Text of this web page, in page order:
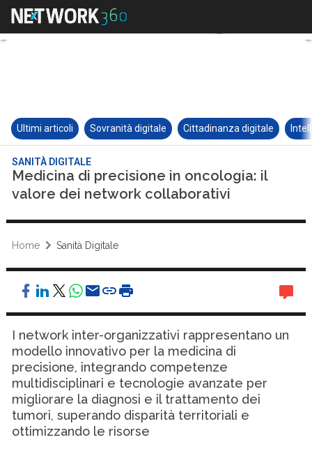
Ultimi articoli Sovranità digitale Cittadinanza digitale
SANITÀ DIGITALE
Medicina di precisione in oncologia: il
valore dei network collaborativi
Home Sanità Digitale
I network inter-organizzativi rappresentano un
modello innovativo per la medicina di
precisione, integrando competenze
multidisciplinari e tecnologie avanzate per
migliorare la diagnosi e il trattamento dei
tumori, superando disparità territoriali e
ottimizzando le risorse